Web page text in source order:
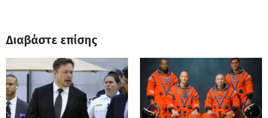
Διαβάστε επίσης